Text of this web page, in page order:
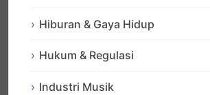
Hiburan & Gaya Hidup
Hukum & Regulasi
Industri Musik